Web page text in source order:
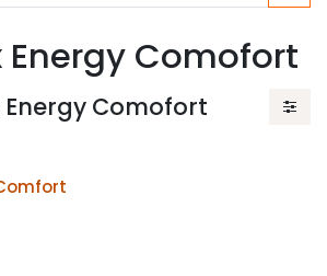
Energy Comofort
Energy Comofort